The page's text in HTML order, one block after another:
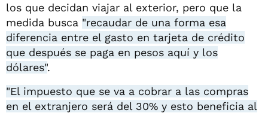
los que decidan viajar al exterior, pero que la
medida busca "recaudar de una forma esa
diferencia entre el gasto en tarjeta de crédito
que después se paga en pesos aquí y los
dólares".
"El impuesto que se va a cobrar a las compras
en el extranjero será del 30% y esto beneficia al